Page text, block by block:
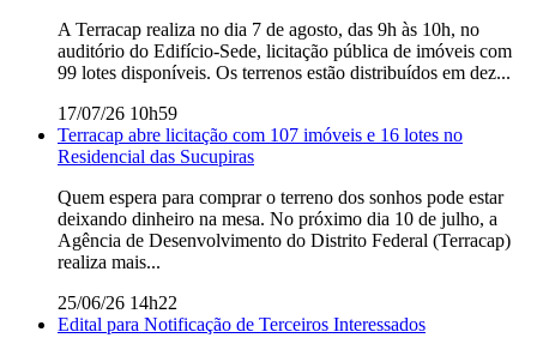
A Terracap realiza no dia 7 de agosto, das 9h às 10h, no
auditório do Edifício-Sede, licitação pública de imóveis com
99 lotes disponíveis. Os terrenos estão distribuídos em dez...
17/07/26 10h59
Terracap abre licitação com 107 imóveis e 16 lotes no
Residencial das Sucupiras
Quem espera para comprar o terreno dos sonhos pode estar
deixando dinheiro na mesa. No próximo dia 10 de julho, a
Agência de Desenvolvimento do Distrito Federal (Terracap)
realiza mais...
25/06/26 14h22
Edital para Notificação de Terceiros Interessados